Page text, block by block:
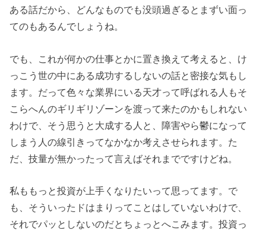
ある話だから、どんなものでも没頭過ぎるとまずい面っ
てのもあるんでしょうね。
でも、これが何かの仕事とかに置き換えて考えると、け
っこう世の中にある成功するしないの話と密接な気もし
ます。だって色々な業界にいる天才って呼ばれる人もそ
こらへんのギリギリゾーンを渡って来たのかもしれない
わけで、そう思うと大成する人と、障害やら鬱になって
しまう人の線引きってなかなか考えさせられます。た
だ、技量が無かったって言えばそれまでですけどね。
私ももっと投資が上手くなりたいって思ってます。で
も、そういったドはまりってことはしていないわけで、
それでパッとしないのだとちょっとへこみます。投資っ